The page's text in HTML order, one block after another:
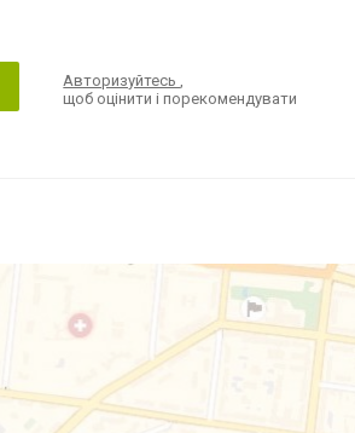
Авторизуйтесь,
щоб оцінити і порекомендувати